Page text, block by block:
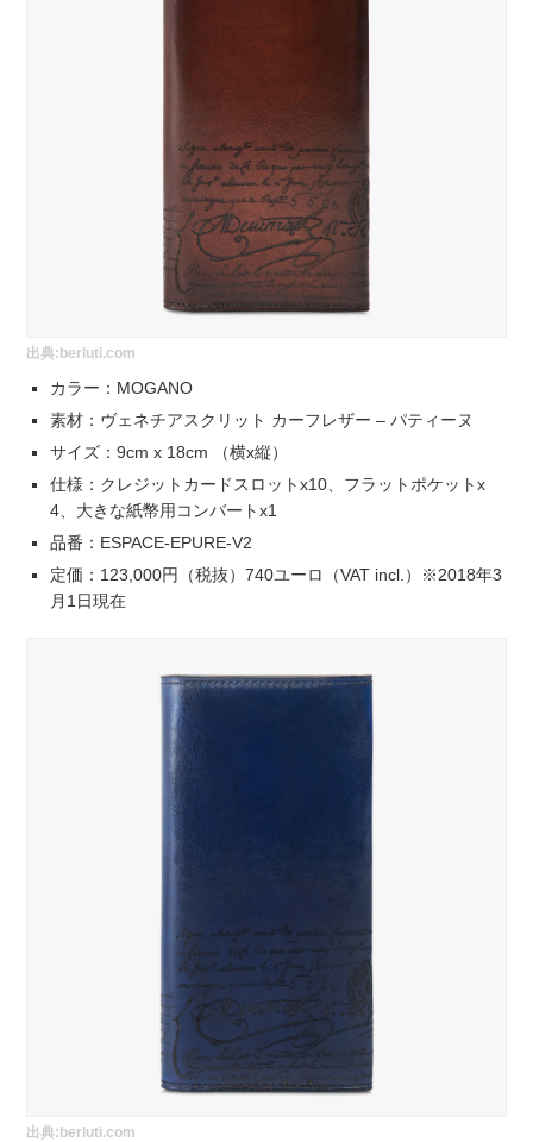
出典:berluti.com
カラー：MOGANO
素材：ヴェネチアスクリット カーフレザー – パティーヌ
サイズ：9cm x 18cm （横x縦）
仕様：クレジットカードスロットx10、フラットポケットx
4、大きな紙幣用コンバートx1
品番：ESPACE-EPURE-V2
定価：123,000円（税抜）740ユーロ（VAT incl.）※2018年3
月1日現在
出典:berluti.com